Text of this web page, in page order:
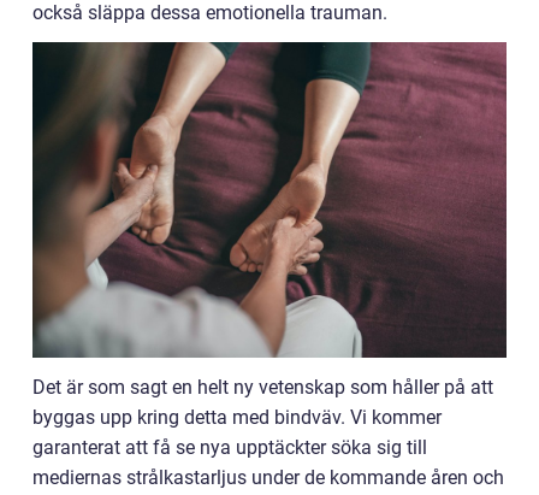
också släppa dessa emotionella trauman.
Det är som sagt en helt ny vetenskap som håller på att
byggas upp kring detta med bindväv. Vi kommer
garanterat att få se nya upptäckter söka sig till
mediernas strålkastarljus under de kommande åren och